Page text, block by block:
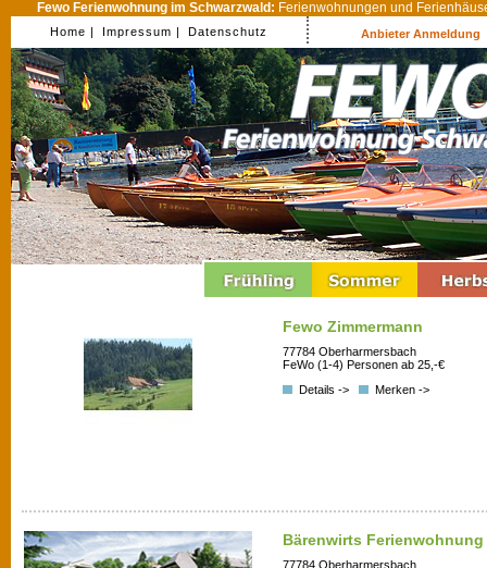
Fewo Ferienwohnung im Schwarzwald: Ferienwohnungen und
Home | Impressum | Datenschutz Anbieter Anmeldung
Fewo Zimmermann
77784 Oberharmersbach
FeWo (1-4) Personen ab 25,-€
Details ->
Merken ->
Bärenwirts Ferienwohnung
77784 Oberharmersbach